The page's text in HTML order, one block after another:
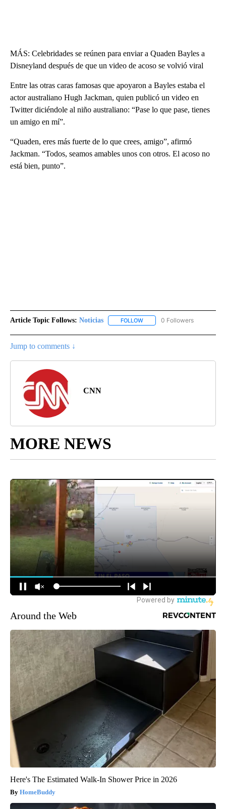
MÁS: Celebridades se reúnen para enviar a Quaden Bayles a
Disneyland después de que un video de acoso se volvió viral
Entre las otras caras famosas que apoyaron a Bayles estaba el
actor australiano Hugh Jackman, quien publicó un video en
Twitter diciéndole al niño australiano: “Pase lo que pase, tienes
un amigo en mí”.
“Quaden, eres más fuerte de lo que crees, amigo”, afirmó
Jackman. “Todos, seamos amables unos con otros. El acoso no
está bien, punto”.
Article Topic Follows: Noticias FOLLOW FOLLOW "NOTICIAS" TO
0 Followers
Jump to comments ↓
CNN
MORE NEWS
Around the Web
Here's The Estimated Walk-In Shower Price in 2026
HomeBuddy